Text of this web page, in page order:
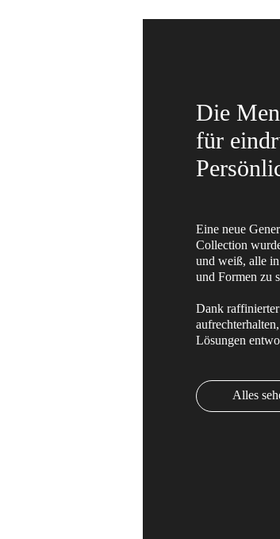
Die
für
Eine neue
Collection
und weiß, alle
und Formen zu
Dank
Lösungen
Alles